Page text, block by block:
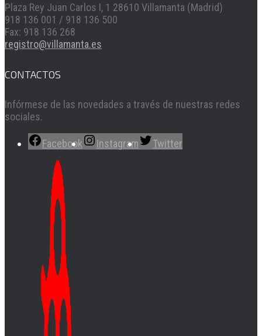
Plaza Rey Juan Carlos I, 1 28610 Villamanta (Madrid)
918 136 001 / 918 136 500
Fax: 918 136 268
registro@villamanta.es
CONTACTOS
Infórmese de las novedades a través de nuestras redes
sociales.
Facebook Instagram Twitter